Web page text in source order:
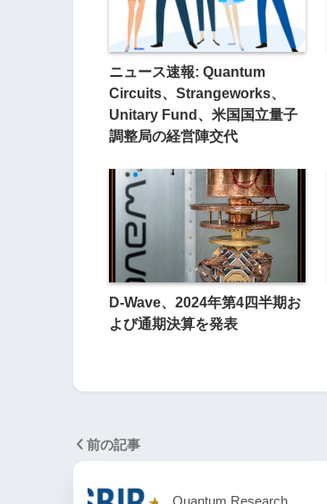
ニュース速報: Quantum
Circuits、Strangeworks、
Unitary Fund、米国国立量子
調整局の経営陣交代
D-Wave、2024年第4四半期お
よび通期決算を発表
前の記事
Quantum Research